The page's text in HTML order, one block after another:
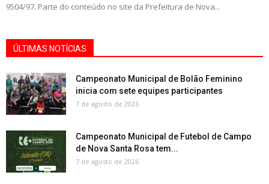
9504/97. Parte do conteúdo no site da Prefeitura de Nova...
ÚLTIMAS NOTÍCIAS
Campeonato Municipal de Bolão Feminino
inicia com sete equipes participantes
7 de agosto de 2026
Campeonato Municipal de Futebol de Campo
de Nova Santa Rosa tem...
7 de agosto de 2026